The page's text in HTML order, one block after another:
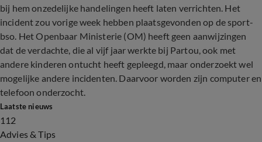
bij hem onzedelijke handelingen heeft laten verrichten. Het
incident zou vorige week hebben plaatsgevonden op de sport-
bso. Het Openbaar Ministerie (OM) heeft geen aanwijzingen
dat de verdachte, die al vijf jaar werkte bij Partou, ook met
andere kinderen ontucht heeft gepleegd, maar onderzoekt wel
mogelijke andere incidenten. Daarvoor worden zijn computer en
telefoon onderzocht.
Laatste nieuws
112
Advies & Tips